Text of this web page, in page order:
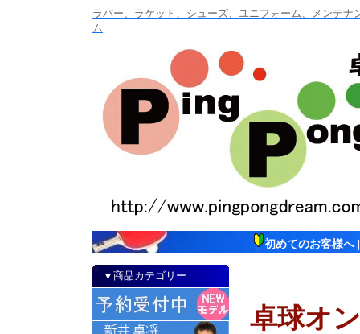
ラバー、ラケット、シューズ、ユニフォーム、メンテ
ム
初めてのお客様へ
▼商品カテゴリー
卓球オ